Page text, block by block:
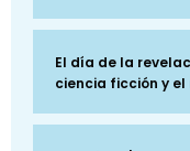
El día de la
ciencia ficción y el